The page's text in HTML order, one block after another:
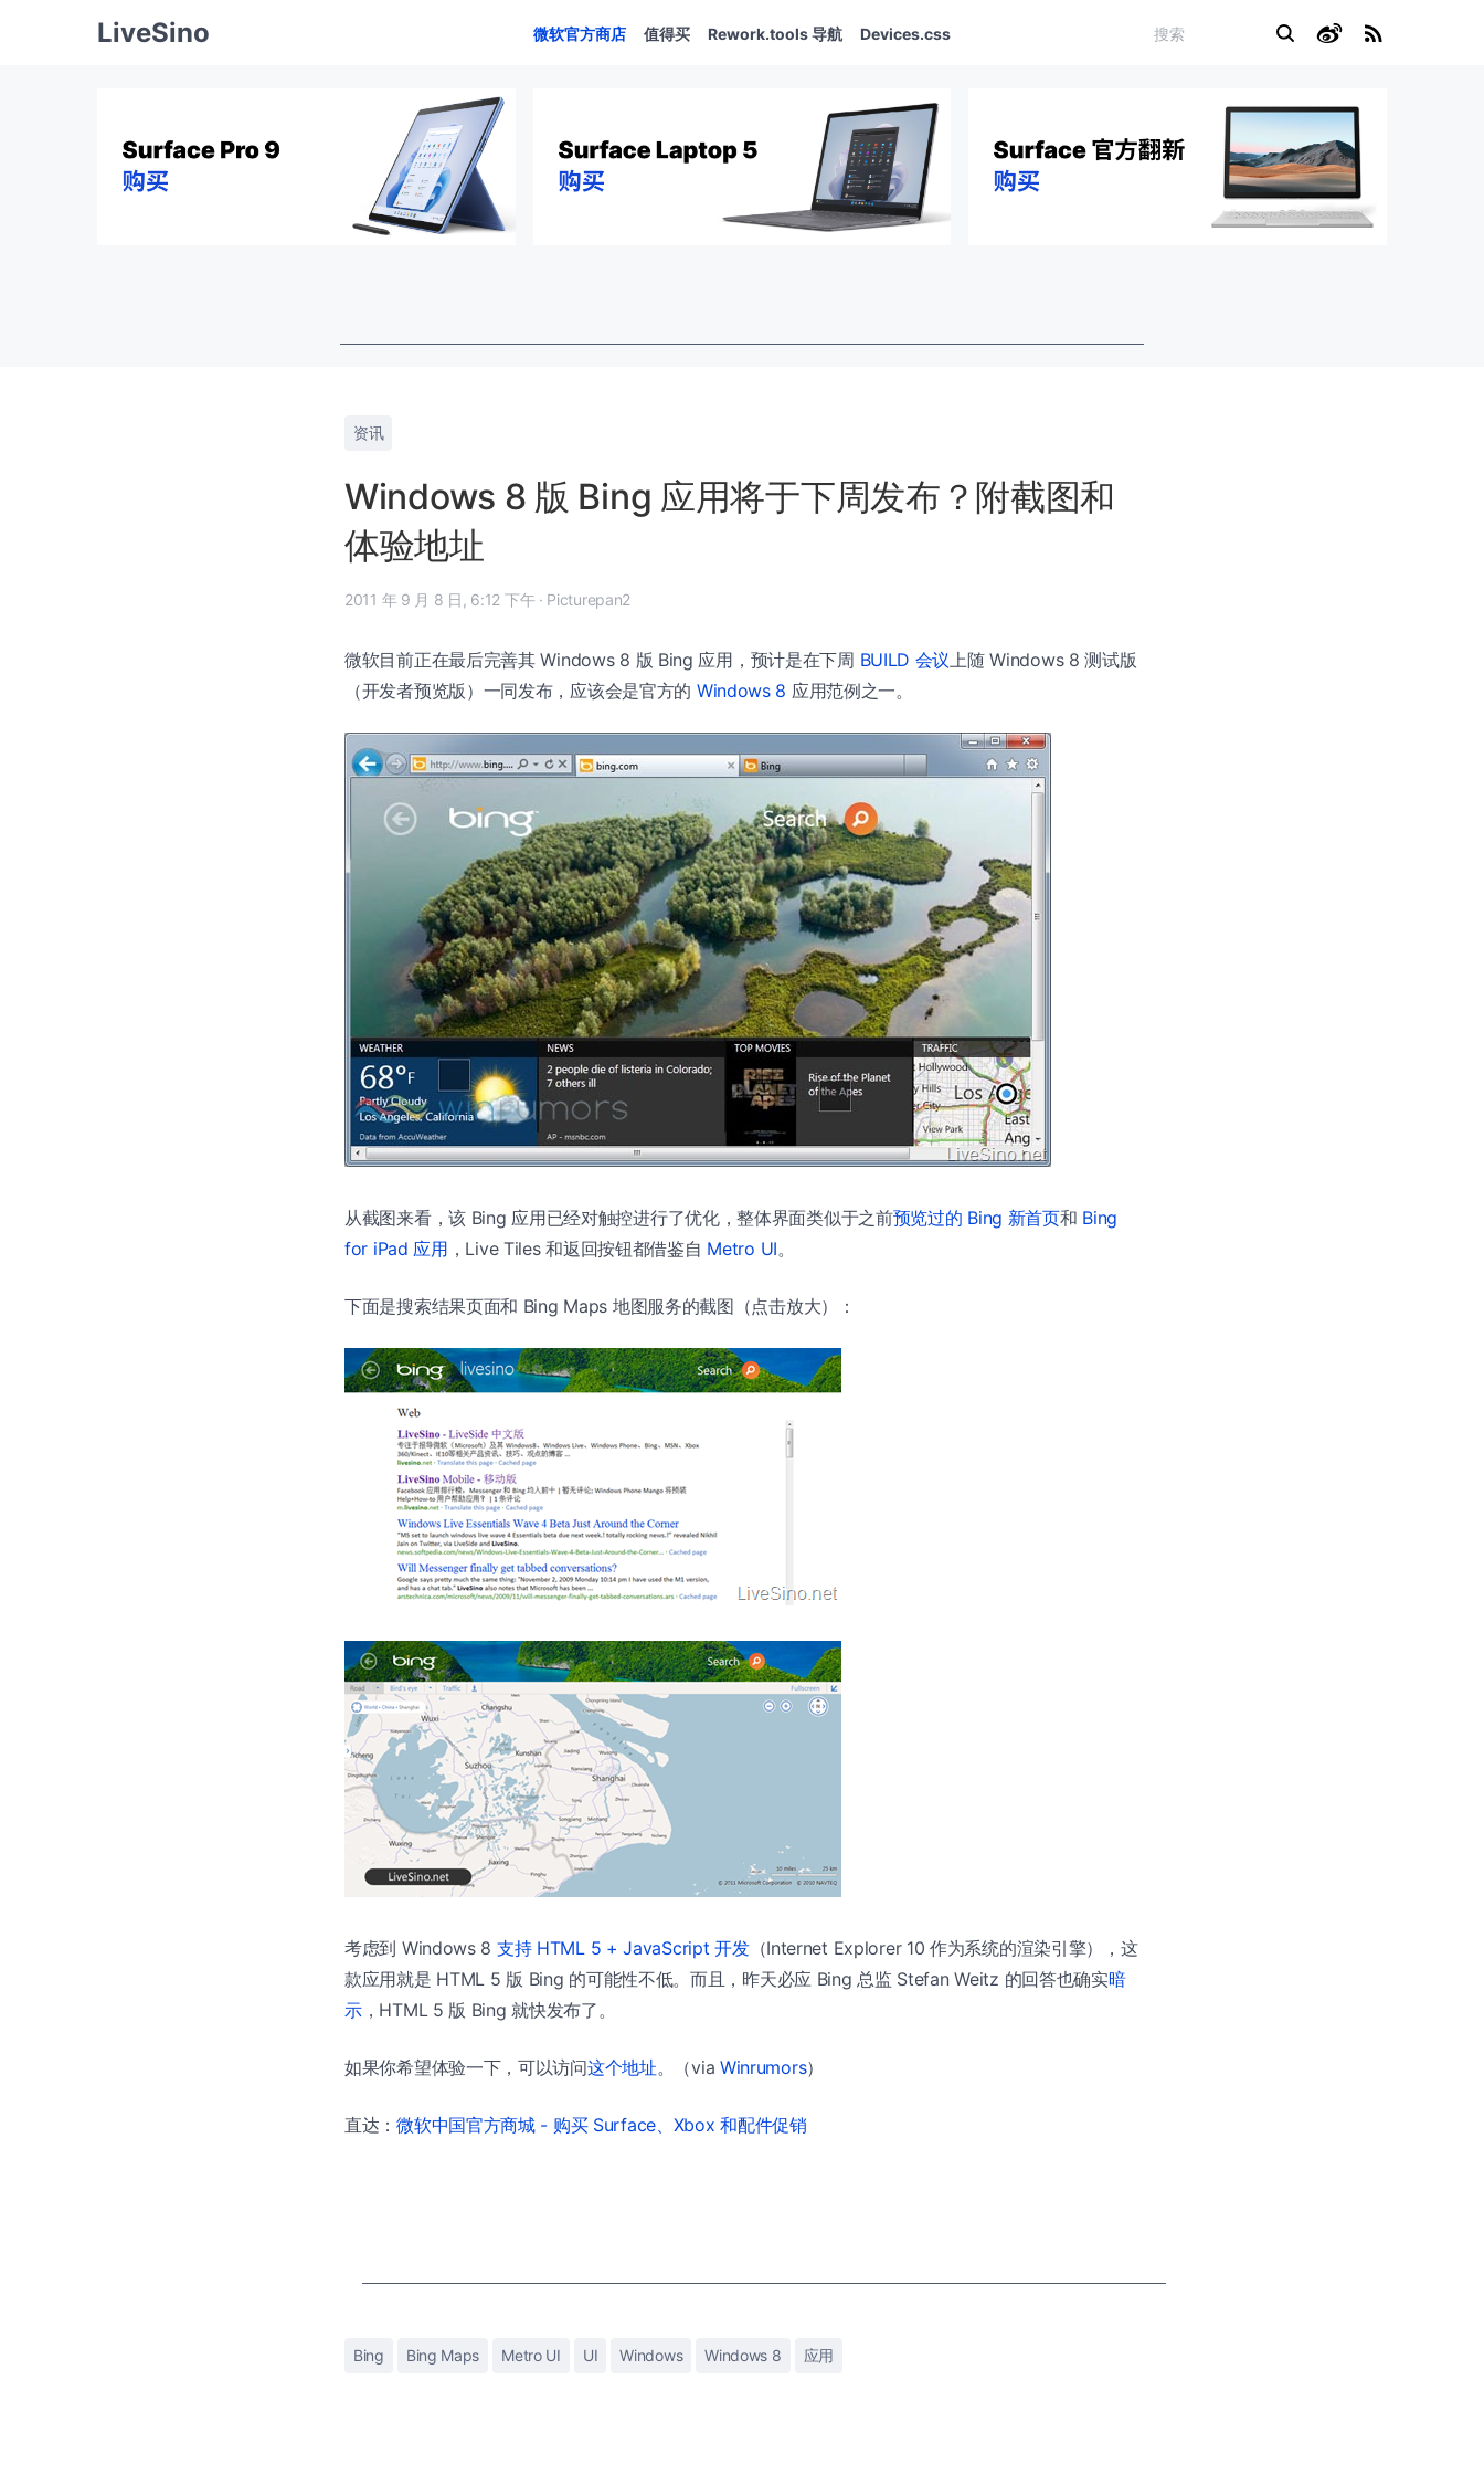
LiveSino 微软官方商店 值得买 Rework.tools 导航 Devices.css
资讯
Windows 8 版 Bing 应用将于下周发布？附截图和
体验地址
2011 年 9 月 8 日, 6:12 下午 · Picturepan2
微软目前正在最后完善其 Windows 8 版 Bing 应用，预计是在下周 BUILD 会议 上随 Windows 8 测试版
（开发者预览版）一同发布，应该会是官方的 Windows 8 应用范例之一。
从截图来看，该 Bing 应用已经对触控进行了优化，整体界面类似于之前预览过的 Bing 新首页和 Bing
for iPad 应用 ，Live Tiles 和返回按钮都借鉴自 Metro UI。
下面是搜索结果页面和 Bing Maps 地图服务的截图（点击放大）：
考虑到 Windows 8 支持 HTML 5 + JavaScript 开发（Internet Explorer 10 作为系统的渲染引擎），这
款应用就是 HTML 5 版 Bing 的可能性不低。而且，昨天必应 Bing 总监 Stefan Weitz 的回答也确实暗
示，HTML 5 版 Bing 就快发布了。
如果你希望体验一下，可以访问这个地址。（via Winrumors）
直达：微软中国官方商城 - 购买 Surface、Xbox 和配件促销
Bing Bing Maps Metro UI UI Windows Windows 8 应用